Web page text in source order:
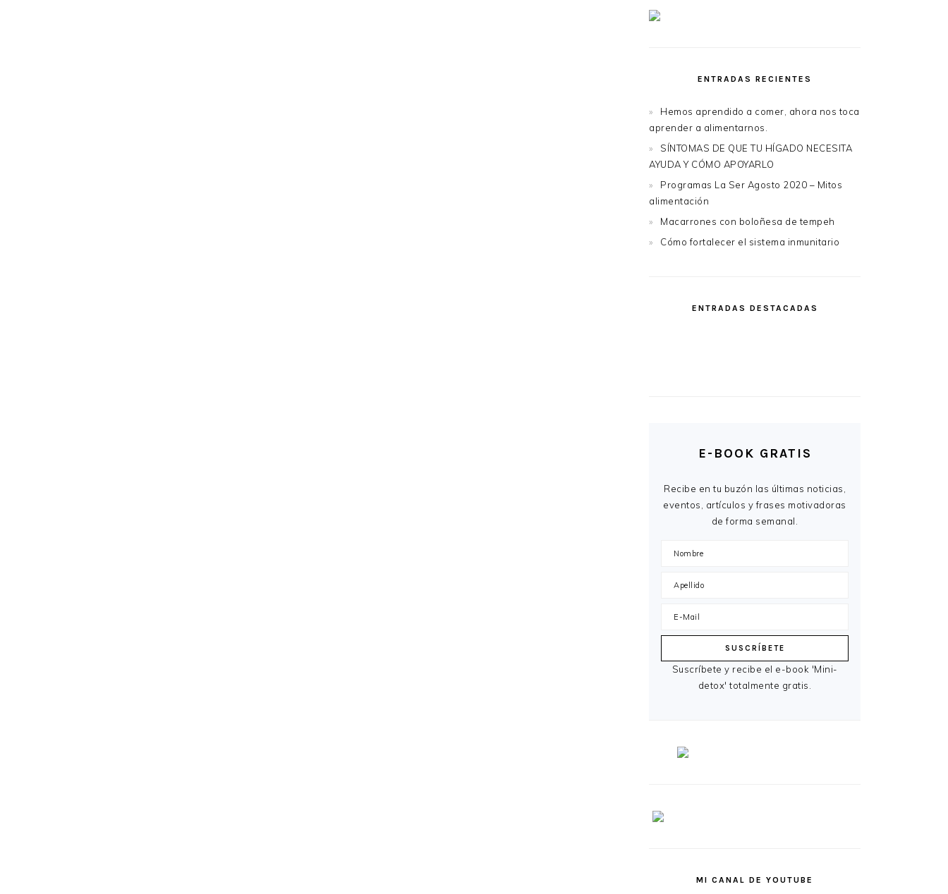
ENTRADAS RECIENTES
Hemos aprendido a comer, ahora nos toca
aprender a alimentarnos.
SÍNTOMAS DE QUE TU HÍGADO NECESITA
AYUDA Y CÓMO APOYARLO
Programas La Ser Agosto 2020 – Mitos
alimentación
Macarrones con boloñesa de tempeh
Cómo fortalecer el sistema inmunitario
ENTRADAS DESTACADAS
E-BOOK GRATIS
Recibe en tu buzón las últimas noticias,
eventos, artículos y frases motivadoras
de forma semanal.
Suscríbete y recibe el e-book 'Mini-
detox' totalmente gratis.
MI CANAL DE YOUTUBE